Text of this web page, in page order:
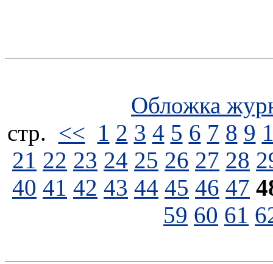
Обложка
стp. << 1 2 3 4 5 6 7 8 9
21 22 23 24 25 26 27 28
40 41 42 43 44 45 46 47
59 60 61